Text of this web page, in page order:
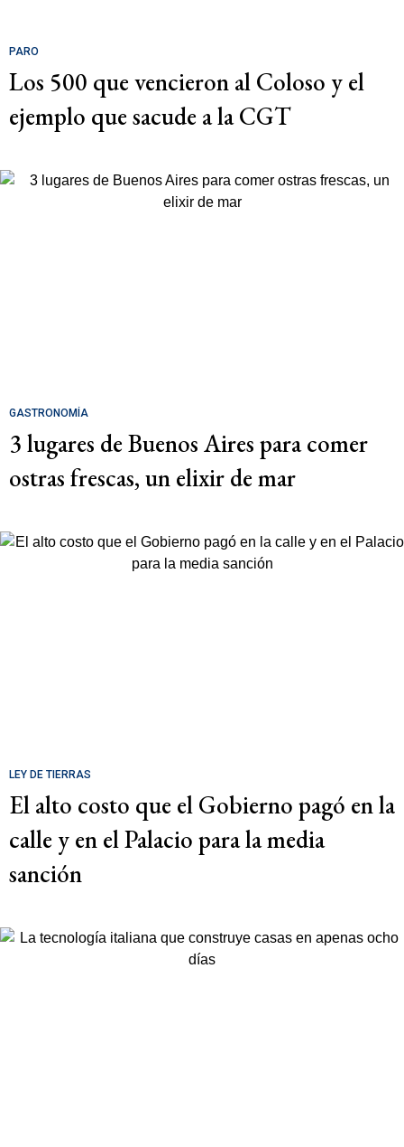
PARO
Los 500 que vencieron al Coloso y el
ejemplo que sacude a la CGT
GASTRONOMÍA
3 lugares de Buenos Aires para comer
ostras frescas, un elixir de mar
LEY DE TIERRAS
El alto costo que el Gobierno pagó en la
calle y en el Palacio para la media
sanción